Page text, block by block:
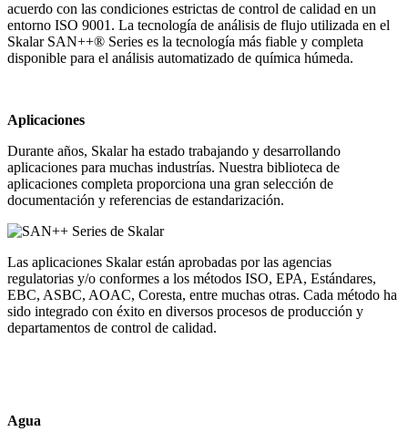
acuerdo con las condiciones estrictas de control de calidad en un
entorno ISO 9001. La tecnología de análisis de flujo utilizada en el
Skalar SAN++® Series es la tecnología más fiable y completa
disponible para el análisis automatizado de química húmeda.
Aplicaciones
Durante años, Skalar ha estado trabajando y desarrollando
aplicaciones para muchas industrías. Nuestra biblioteca de
aplicaciones completa proporciona una gran selección de
documentación y referencias de estandarización.
Las aplicaciones Skalar están aprobadas por las agencias
regulatorias y/o conformes a los métodos ISO, EPA, Estándares,
EBC, ASBC, AOAC, Coresta, entre muchas otras. Cada método ha
sido integrado con éxito en diversos procesos de producción y
departamentos de control de calidad.
Agua